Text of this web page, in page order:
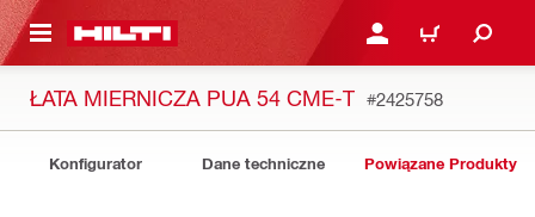
GŁÓWNEJ ZALOGUJ SIĘ LUB
KOSZYK
ŁATA MIERNICZA PUA 54 CME-T #2425758
Konfigurator Dane techniczne Powiązane Produkty